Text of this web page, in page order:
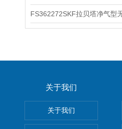
关于我们
关于我们